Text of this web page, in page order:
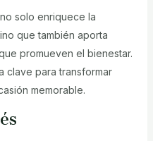
solo enriquece la
que también aporta
promueven el bienestar.
clave para transformar
memorable.